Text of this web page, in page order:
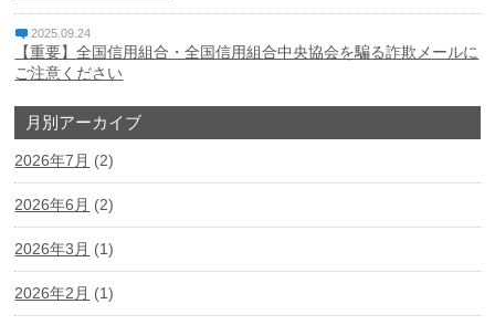
利益相反管理方針
2025.09.24
【重要】全国信用組合・全国信用組合中央協会を騙る詐欺メールに
ご注意ください
月別アーカイブ
2026年7月 (2)
2026年6月 (2)
2026年3月 (1)
2026年2月 (1)